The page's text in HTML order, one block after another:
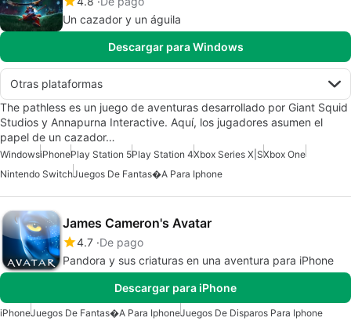
Un cazador y un águila
Descargar para Windows
Otras plataformas
The pathless es un juego de aventuras desarrollado por Giant Squid
Studios y Annapurna Interactive. Aquí, los jugadores asumen el
papel de un cazador…
WindowsiPhonePlay Station 5Play Station 4Xbox Series X|SXbox One
Nintendo SwitchJuegos De Fantas�a Para Iphone
James Cameron's Avatar
4.7 De pago
Pandora y sus criaturas en una aventura para iPhone
Descargar para iPhone
iPhoneJuegos De Fantas�a Para IphoneJuegos De Disparos Para Iphone